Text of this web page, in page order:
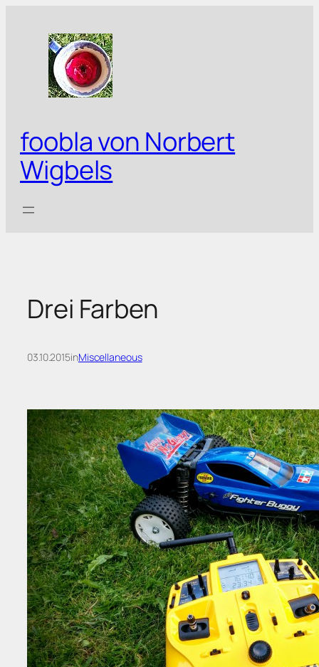
springen
foobla von Norbert
Wigbels
Drei Farben
03.10.2015inMiscellaneous